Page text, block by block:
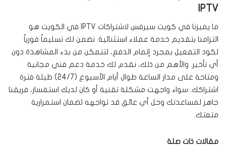
IPTV
ما يميزنا في كويت سيرفس لاشتراكات IPTV في الكويت هو
التزامنا بتقديم خدمة عملاء استثنائية. نضمن لك تسليماً فورياً
لكود التفعيل بمجرد إتمام الدفع، لتتمكن من بدء المشاهدة دون
أي تأخير. والأهم من ذلك، نقدم لك خدمة دعم فني مجانية
ومتاحة على مدار الساعة طوال أيام الأسبوع (24/7) طيلة فترة
اشتراكك. سواء واجهت مشكلة تقنية أو كان لديك استفسار، فريقنا
جاهز لمساعدتك وحل أي عائق قد تواجهه لضمان استمرارية
متعتك.
مقالات ذات صلة